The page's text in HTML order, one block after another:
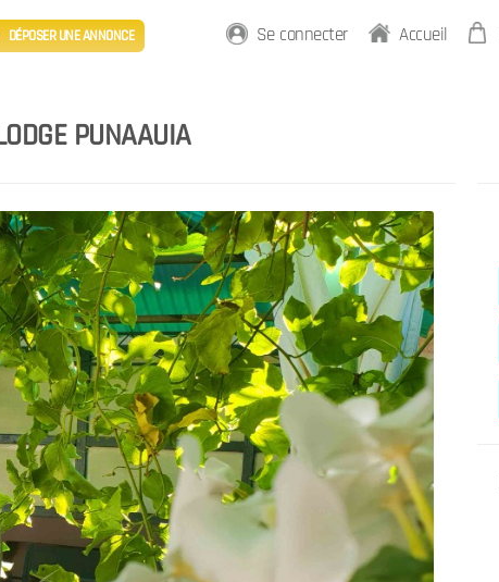
DÉPOSER UNE ANNONCE Se connecter Accueil
PUNAAUIA